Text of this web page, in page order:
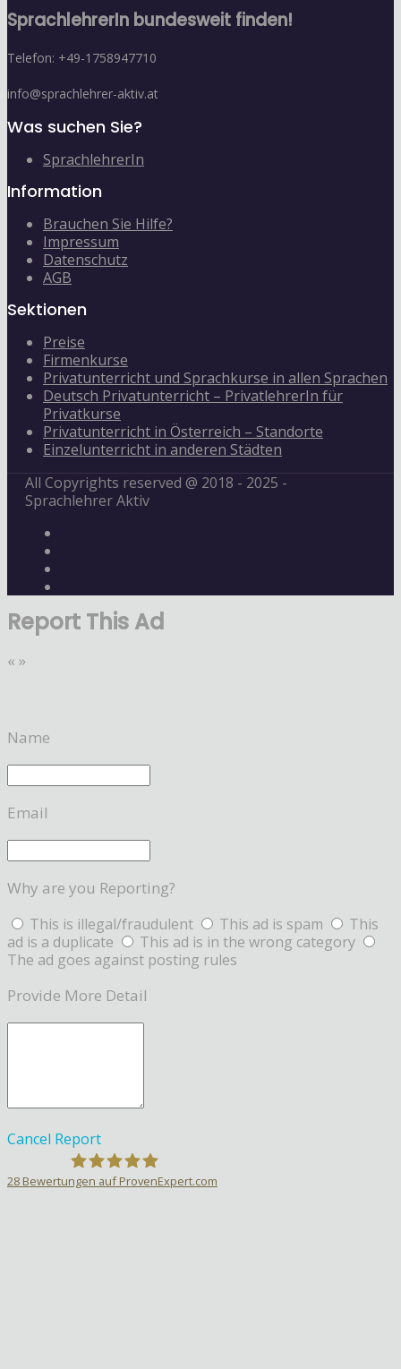
SprachlehrerIn bundesweit finden!
Telefon: +49-1758947710
info@sprachlehrer-aktiv.at
Was suchen Sie?
SprachlehrerIn
Information
Brauchen Sie Hilfe?
Impressum
Datenschutz
AGB
Sektionen
Preise
Firmenkurse
Privatunterricht und Sprachkurse in allen Sprachen
Deutsch Privatunterricht – PrivatlehrerIn für
Privatkurse
Privatunterricht in Österreich – Standorte
Einzelunterricht in anderen Städten
All Copyrights reserved @ 2018 - 2025 -
Sprachlehrer Aktiv
Report This Ad
« »
Name
Email
Why are you Reporting?
This is illegal/fraudulent This ad is spam
This
ad is a duplicate
This ad is in the wrong category
The ad goes against posting rules
Provide More Detail
Cancel Report
28 Bewertungen auf ProvenExpert.com